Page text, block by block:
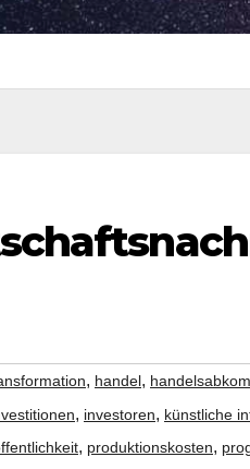
, handel,
, investoren, künstliche
, produktionskosten,